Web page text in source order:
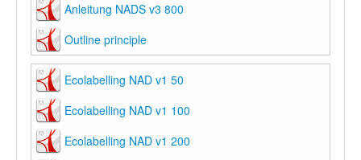
Anleitung NADS v3 800
Outline principle
Ecolabelling NAD v1 50
Ecolabelling NAD v1 100
Ecolabelling NAD v1 200